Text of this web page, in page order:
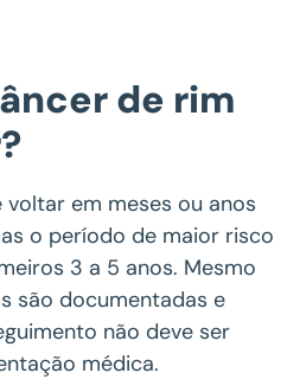
de rim
em meses ou anos
o período de maior risco
3 a 5 anos. Mesmo
são documentadas e
não deve ser
médica.